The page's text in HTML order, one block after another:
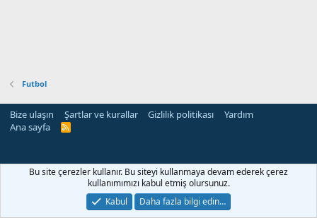
Futbol
Bize ulaşın Şartlar ve kurallar Gizlilik politikası
Yardım
Ana sayfa
R
siteleri
Bu site çerezler kullanır. Bu siteyi kullanmaya devam ederek çerez
kullanımımızı kabul etmiş olursunuz.
Kabul
Daha fazla bilgi edin…